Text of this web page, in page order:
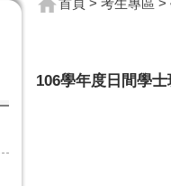
首頁 > 考生專區 >
106學年度日間學